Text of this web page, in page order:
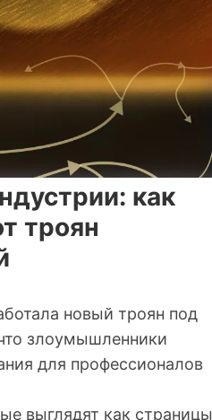
как
троян
новый троян под
злоумышленники
для профессионалов
выглядят как страницы